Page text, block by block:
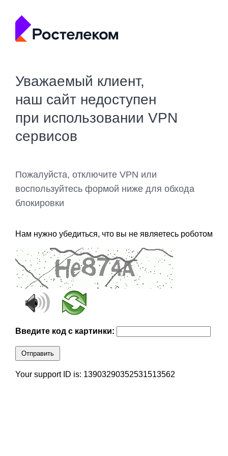
Уважаемый клиент,
наш сайт недоступен
при использовании VPN
сервисов
Пожалуйста, отключите VPN или
воспользуйтесь формой ниже для обхода
блокировки
Нам нужно убедиться, что вы не являетесь роботом
Введите код с картинки:
Отправить
Your support ID is: 13903290352531513562